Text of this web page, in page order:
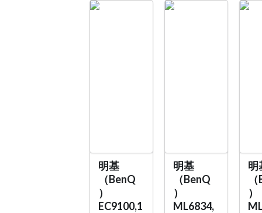
明基
（BenQ
）
EC9100,1
明基
（BenQ
）
ML6834,
明
）